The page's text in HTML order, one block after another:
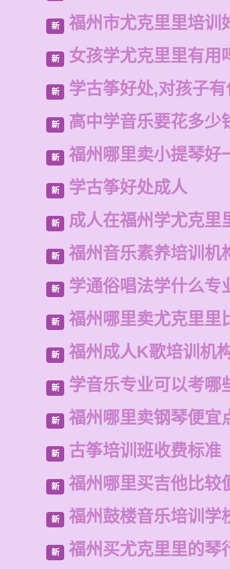
新 福州市尤克里里培训
新 女孩学尤克里里有用
新 学古筝好处,对孩子
新 高中学音乐要花多少
新 福州哪里卖小提琴好
新 学古筝好处成人
新 成人在福州学尤克里
新 福州音乐素养培训机
新 学通俗唱法学什么专
新 福州哪里卖尤克里里
新 福州成人K歌培训机
新 学音乐专业可以考哪
新 福州哪里卖钢琴便宜
新 古筝培训班收费标准
新 福州哪里买吉他比较
新 福州鼓楼音乐培训学
新 福州买尤克里里的琴